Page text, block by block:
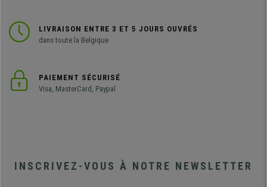
LIVRAISON ENTRE 3 ET 5 JOURS OUVRÉS
dans toute la Belgique
PAIEMENT SÉCURISÉ
Visa, MasterCard, Paypal
INSCRIVEZ-VOUS À NOTRE NEWSLETTER